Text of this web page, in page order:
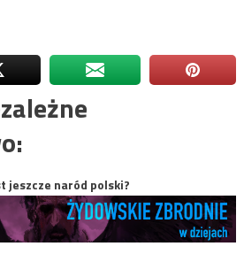
jeszcze naród polski?